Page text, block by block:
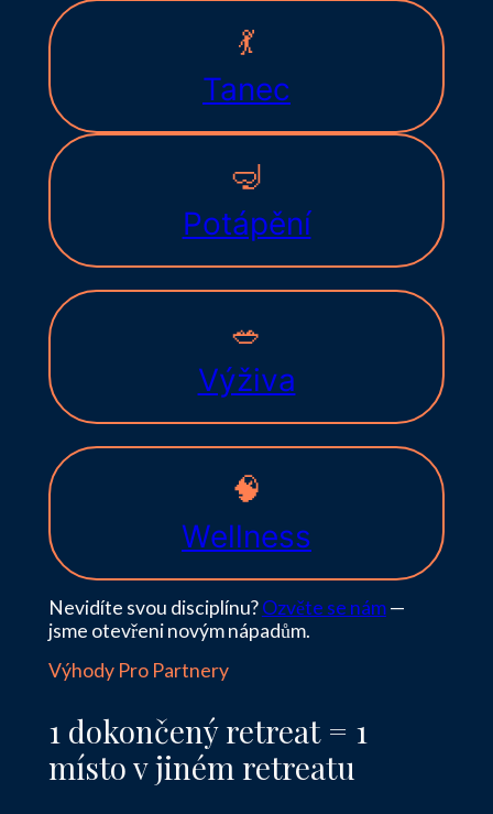
💃
Tanec
🤿
Potápění
🥗
Výživa
🧠
Wellness
Nevidíte svou disciplínu?Ozvěte se nám—
jsme otevřeni novým nápadům.
Výhody Pro Partnery
1 dokončený retreat = 1
místo v jiném retreatu